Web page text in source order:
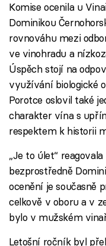
Komise ocenila u
Dominikou
rovnováhu mezi
ve vinohradu a
Úspěch stojí na
využívání biologické
Porotce oslovil také
charakter vína s
respektem k historii
„Je to úlet“
bezprostředně
ocenění je současně
celkově v oboru a v
bylo v mužském
Letošní ročník byl